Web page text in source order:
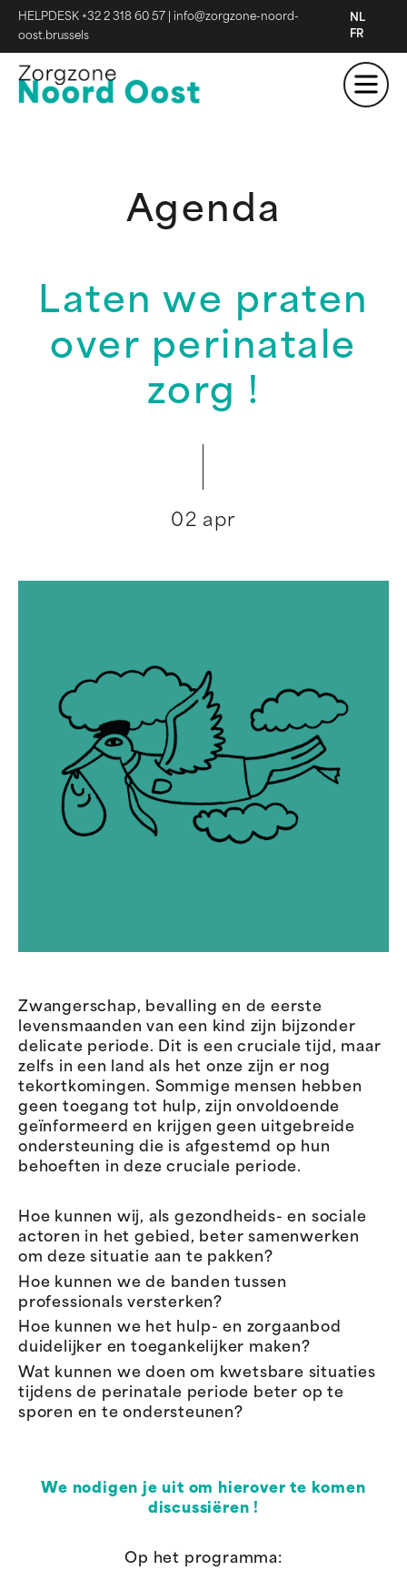
HELPDESK +32 2 318 60 57
info@zorgzone-noord-
oost.brussels
NL
FR
Agenda
Laten we praten
over perinatale
zorg !
02 apr
Zwangerschap, bevalling en de eerste
levensmaanden van een kind zijn bijzonder
delicate periode. Dit is een cruciale tijd, maar
zelfs in een land als het onze zijn er nog
tekortkomingen. Sommige mensen hebben
geen toegang tot hulp, zijn onvoldoende
geïnformeerd en krijgen geen uitgebreide
ondersteuning die is afgestemd op hun
behoeften in deze cruciale periode.
Hoe kunnen wij, als gezondheids- en sociale
actoren in het gebied, beter samenwerken
om deze situatie aan te pakken?
Hoe kunnen we de banden tussen
professionals versterken?
Hoe kunnen we het hulp- en zorgaanbod
duidelijker en toegankelijker maken?
Wat kunnen we doen om kwetsbare situaties
tijdens de perinatale periode beter op te
sporen en te ondersteunen?
We nodigen je uit om hierover te komen
discussiëren !
Op het programma: